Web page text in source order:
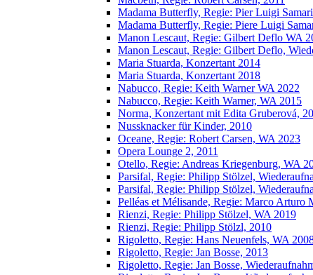
Madama Butterfly, Regie: Pier Luigi
Madama Butterfly, Regie: Piere Luigi
Manon Lescaut, Regie: Gilbert Deflo WA
Manon Lescaut, Regie: Gilbert Deflo,
Maria Stuarda, Konzertant 2014
Maria Stuarda, Konzertant 2018
Nabucco, Regie: Keith Warner WA 2022
Nabucco, Regie: Keith Warner, WA 2015
Norma, Konzertant mit Edita Gruberová,
Nussknacker für Kinder, 2010
Oceane, Regie: Robert Carsen, WA 2023
Opera Lounge 2, 2011
Otello, Regie: Andreas Kriegenburg, WA
Parsifal, Regie: Philipp Stölzel,
Parsifal, Regie: Philipp Stölzel,
Pelléas et Mélisande, Regie: Marco Arturo
Rienzi, Regie: Philipp Stölzel, WA 2019
Rienzi, Regie: Philipp Stölzl, 2010
Rigoletto, Regie: Hans Neuenfels, WA
Rigoletto, Regie: Jan Bosse, 2013
Rigoletto, Regie: Jan Bosse,